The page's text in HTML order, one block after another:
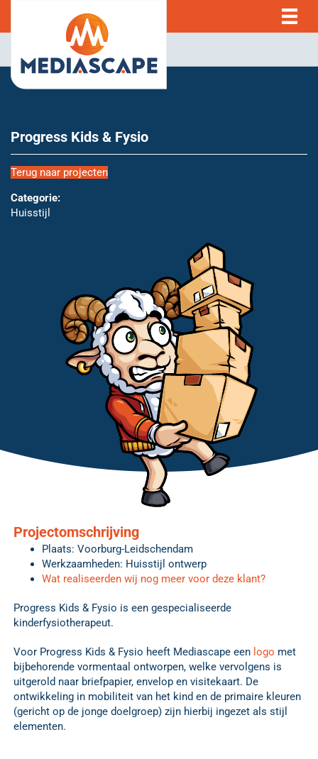
Progress Kids & Fysio
Terug naar projecten
Categorie:
Huisstijl
Projectomschrijving
Plaats: Voorburg-Leidschendam
Werkzaamheden: Huisstijl ontwerp
Wat realiseerden wij nog meer voor deze klant?
Progress Kids & Fysio is een gespecialiseerde
kinderfysiotherapeut.
Voor Progress Kids & Fysio heeft Mediascape een logo met
bijbehorende vormentaal ontworpen, welke vervolgens is
uitgerold naar briefpapier, envelop en visitekaart. De
ontwikkeling in mobiliteit van het kind en de primaire kleuren
(gericht op de jonge doelgroep) zijn hierbij ingezet als stijl
elementen.